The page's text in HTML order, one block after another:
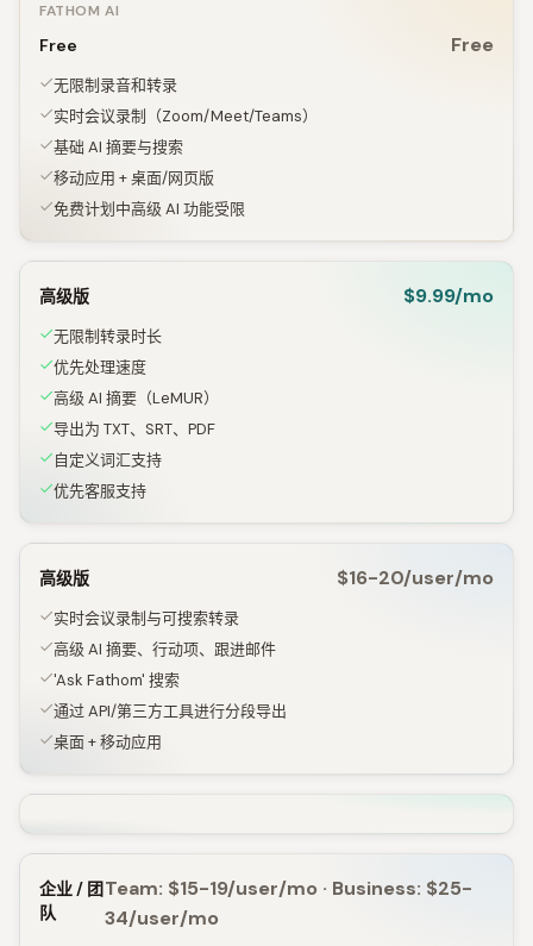
FATHOM AI
Free Free
无限制录音和转录
实时会议录制（Zoom/Meet/Teams）
基础 AI 摘要与搜索
移动应用 + 桌面/网页版
免费计划中高级 AI 功能受限
高级版 $9.99/mo
无限制转录时长
优先处理速度
高级 AI 摘要（LeMUR）
导出为 TXT、SRT、PDF
自定义词汇支持
优先客服支持
高级版 $16-20/user/mo
实时会议录制与可搜索转录
高级 AI 摘要、行动项、跟进邮件
'Ask Fathom' 搜索
通过 API/第三方工具进行分段导出
桌面 + 移动应用
企业 / 团
队
Team: $15-19/user/mo · Business: $25-
34/user/mo